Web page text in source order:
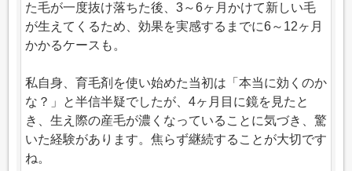
た毛が一度抜け落ちた後、3～6ヶ月かけて新しい毛
が生えてくるため、効果を実感するまでに6～12ヶ月
かかるケースも。
私自身、育毛剤を使い始めた当初は「本当に効くのか
な？」と半信半疑でしたが、4ヶ月目に鏡を見たと
き、生え際の産毛が濃くなっていることに気づき、驚
いた経験があります。焦らず継続することが大切です
ね。